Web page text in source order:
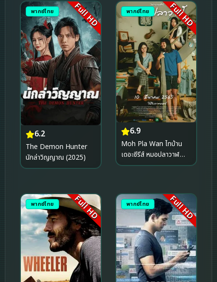
พากย์ไทย Full HD
6.2
The Demon Hunter
นักล่าวิญญาณ (2025)
พากย์ไทย Full HD
6.9
Moh Pla Wan ไทบ้าน
เดอะซีรีส์ หมอปลาวาฬ
(2022)
พากย์ไทย Full HD พากย์ไทย Full HD